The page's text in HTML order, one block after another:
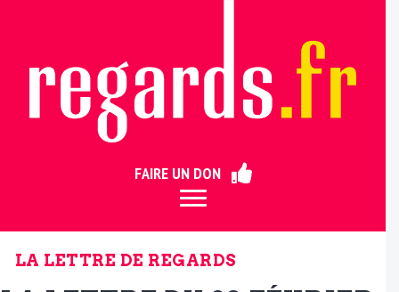
FAIRE UN DON
LA LETTRE DE REGARDS